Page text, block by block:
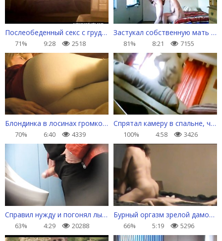
Послеобеденный секс c грудастой соседкой
71% 9:28 2518
Застукал собственную мать с лучшим другом
81% 8:21 7155
Блондинка в лосинах громко пукает во сне
70% 6:40 4339
Спрятал камеру в спальне, чтобы разоблачить измену жены
100% 4:58 3426
Справил нужду и погонял лысого в общественном туалете
63% 4:29 20288
Бурный оргазм зрелой дамочки на молодом хахале
66% 5:19 5296